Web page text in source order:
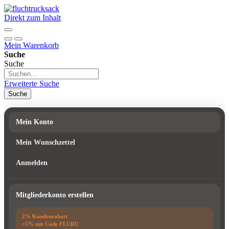
Direkt zum Inhalt
Mein Warenkorb
Suche
Suche
Erweiterte Suche
Suche
Mein Konto
Mein Wunschzettel
Anmelden
Mitgliederkonto erstellen